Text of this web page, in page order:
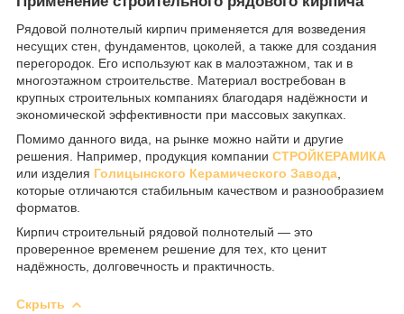
Рядовой полнотелый кирпич применяется для возведения
несущих стен, фундаментов, цоколей, а также для создания
перегородок. Его используют как в малоэтажном, так и в
многоэтажном строительстве. Материал востребован в
крупных строительных компаниях благодаря надёжности и
экономической эффективности при массовых закупках.
Помимо данного вида, на рынке можно найти и другие
решения. Например, продукция компании СТРОЙКЕРАМИКА
или изделия Голицынского Керамического Завода
которые отличаются стабильным качеством и разнообразием
форматов.
Кирпич строительный рядовой полнотелый — это
проверенное временем решение для тех, кто ценит
надёжность, долговечность и практичность.
Скрыть